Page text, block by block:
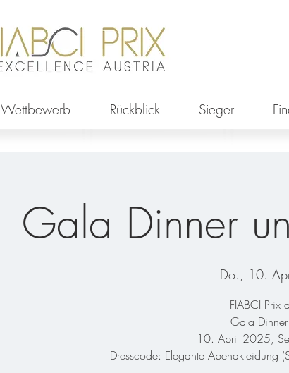
Wettbewerb Rückblick Sieger
Gala Dinner
Do., 10.
FIABCI Prix
Gala
10. April 2025,
Dresscode: Elegante Abendkleidung